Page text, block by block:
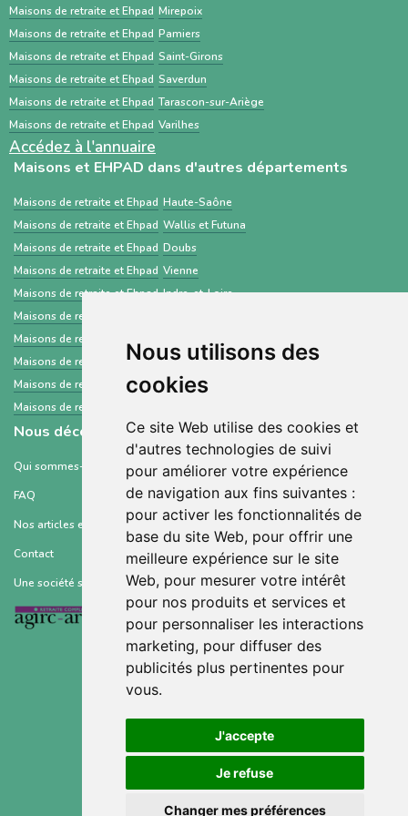
Nous utilisons des
cookies
Ce site Web utilise des cookies et
d'autres technologies de suivi
pour améliorer votre expérience
de navigation aux fins suivantes :
pour activer les fonctionnalités de
base du site Web, pour offrir une
meilleure expérience sur le site
Web, pour mesurer votre intérêt
pour nos produits et services et
pour personnaliser les interactions
marketing, pour diffuser des
publicités plus pertinentes pour
vous.
J'accepte
Je refuse
Changer mes préférences
centré sur les demandes d’admission en
établissements médico-sociaux via un dossier
standardisé.
Maisons de retraite et Ehpad Mirepoix
Maisons de retraite et Ehpad Pamiers
Maisons de retraite et Ehpad Saint-Girons
Maisons de retraite et Ehpad Saverdun
Maisons de retraite et Ehpad Tarascon-sur-Ariège
Maisons de retraite et Ehpad Varilhes
Accédez à l'annuaire
Maisons et EHPAD dans d'autres départements
Maisons de retraite et Ehpad Haute-Saône
Maisons de retraite et Ehpad Wallis et Futuna
Maisons de retraite et Ehpad Doubs
Maisons de retraite et Ehpad Vienne
Maisons de retraite et Ehpad Indre-et-Loire
Maisons de retraite et Ehpad
Maisons de retraite et Ehpad
Maisons de retraite et Ehpad Aube
Maisons de retraite et Ehpad Rhône
Maisons de retraite et Ehpad
Nous découvrir
Qui sommes-nous ?
FAQ
Nos articles et ressources
Contact
Une société soutenue par :
Conditions générales d’utilisation
Mentions légales